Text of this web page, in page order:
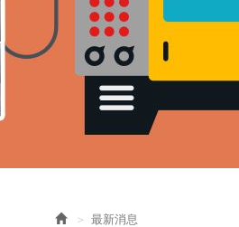
最新消息